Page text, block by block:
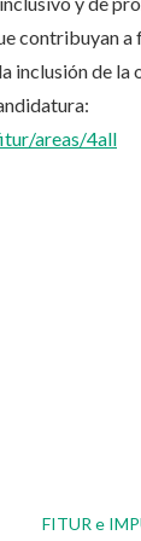
contribuyan
inclusión de
areas/4all
FITUR e